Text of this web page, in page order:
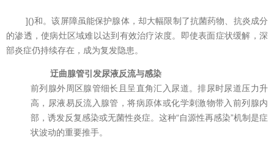
]()和。该屏障虽能保护腺体，却大幅限制了抗菌药物、抗炎成分
的渗透，使病灶区域难以达到有效治疗浓度。即使表面症状缓解，深
部炎症仍持续存在，成为复发隐患。
迂曲腺管引发尿液反流与感染
前列腺外周区腺管细长且呈直角汇入尿道。排尿时尿道压力升
高，尿液易反流入腺管，将病原体或化学刺激物带入前列腺内
部，诱发反复感染或无菌性炎症。这种“自源性再感染”机制是症
状波动的重要推手。